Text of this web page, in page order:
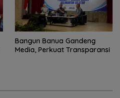
Bangun Banua Gandeng
Media, Perkuat Transparansi